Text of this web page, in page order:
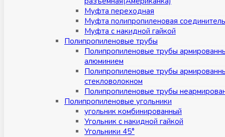
Муфта переходная
Муфта полипропиленовая
Муфта с накидной гайкой
Полипропиленовые трубы
Полипропиленовые трубы
алюминием
Полипропиленовые трубы
стекловолокном
Полипропиленовые трубы
Полипропиленовые угольники
угольник комбинированный
Угольник с накидной гайкой
Угольники 45°